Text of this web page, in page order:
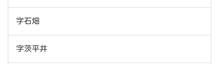
字石畑
字茨平井